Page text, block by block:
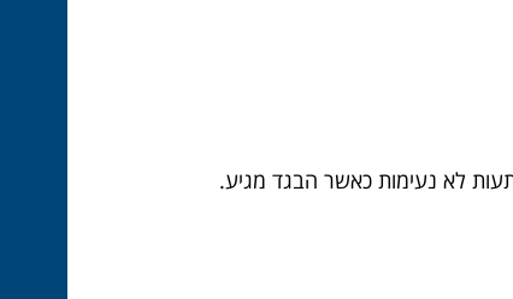
לא נעימות כאשר הבגד מגיע.